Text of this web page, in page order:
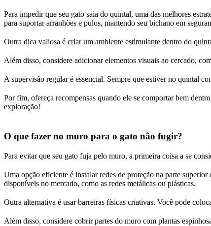
Para impedir que seu gato saia do quintal, uma das melhores
para suportar arranhões e pulos, mantendo seu bichano em
Outra dica valiosa é criar um ambiente estimulante dentro do
Além disso, considere adicionar elementos visuais ao cercado,
A supervisão regular é essencial. Sempre que estiver no quintal
Por fim, ofereça recompensas quando ele se comportar bem
exploração!
O que fazer no muro para o gato não fugir?
Para evitar que seu gato fuja pelo muro, a primeira coisa a se
Uma opção eficiente é instalar redes de proteção na parte
disponíveis no mercado, como as redes metálicas ou plásticas.
Outra alternativa é usar barreiras físicas criativas. Você pode
Além disso, considere cobrir partes do muro com plantas